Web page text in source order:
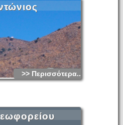
>> Περισσότερα...